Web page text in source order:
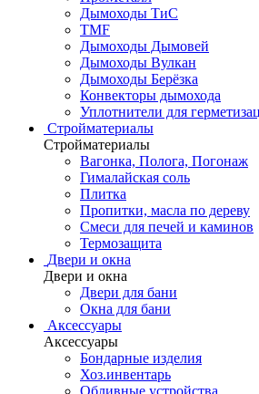
Дымоходы ТиС
TMF
Дымоходы Дымовей
Дымоходы Вулкан
Дымоходы Берёзка
Конвекторы дымохода
Уплотнители для
Стройматериалы
Стройматериалы
Вагонка, Полога, Погонаж
Гималайская соль
Плитка
Пропитки, масла по дереву
Смеси для печей и каминов
Термозащита
Двери и окна
Двери и окна
Двери для бани
Окна для бани
Аксессуары
Аксессуары
Бондарные изделия
Хоз.инвентарь
Обливные устройства